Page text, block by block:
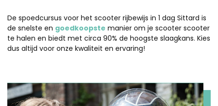
De spoedcursus voor het scooter rijbewijs in 1 dag Sittard is
de snelste en goedkoopste manier om je scooter scooter
te halen en biedt met circa 90% de hoogste slaagkans. Kies
dus altijd voor onze kwaliteit en ervaring!